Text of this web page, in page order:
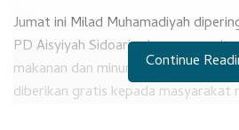
Jumat ini Milad Muhamadiyah
PD Aisyiyah Sidoarjo dengan
makanan dan minuman sepanjang
diberikan gratis kepada masyarakat
Continue